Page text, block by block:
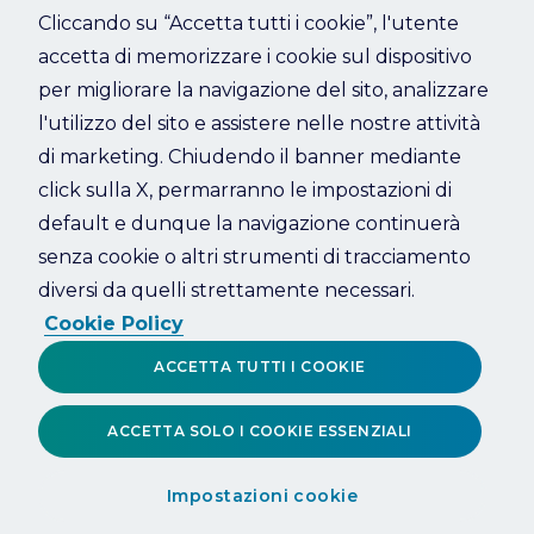
Refresh
Cliccando su “Accetta tutti i cookie”, l'utente
accetta di memorizzare i cookie sul dispositivo
per migliorare la navigazione del sito, analizzare
l'utilizzo del sito e assistere nelle nostre attività
di marketing. Chiudendo il banner mediante
click sulla X, permarranno le impostazioni di
default e dunque la navigazione continuerà
senza cookie o altri strumenti di tracciamento
diversi da quelli strettamente necessari.
Cookie Policy
Impostazioni cookie
ACCETTA SOLO I COOKIE ESSENZIALI
ACCETTA TUTTI I COOKIE